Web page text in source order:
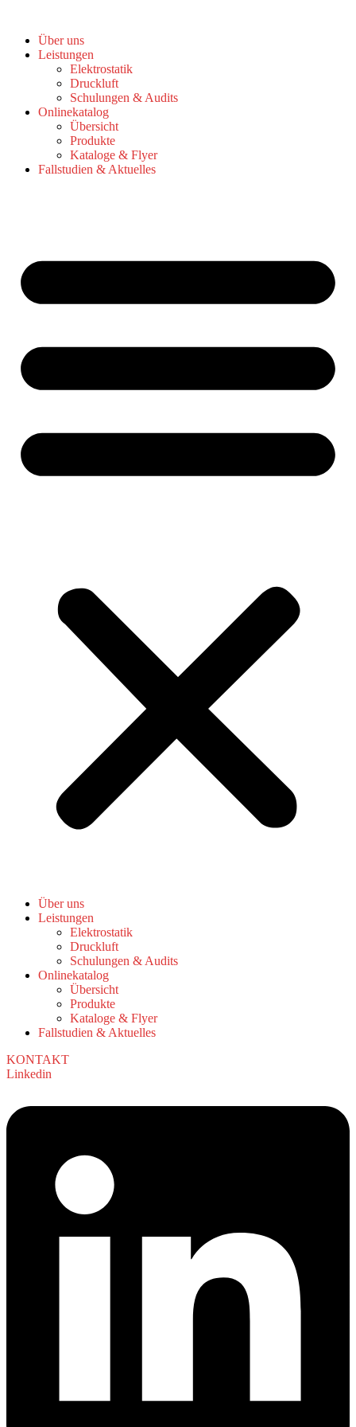
springenÜber uns
Leistungen
Elektrostatik
Druckluft
Schulungen & Audits
Onlinekatalog
Übersicht
Produkte
Kataloge & Flyer
Fallstudien & Aktuelles
Über uns
Leistungen
Elektrostatik
Druckluft
Schulungen & Audits
Onlinekatalog
Übersicht
Produkte
Kataloge & Flyer
Fallstudien & Aktuelles
KONTAKT
Linkedin